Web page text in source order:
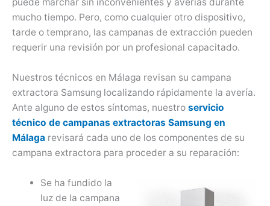
mucho tiempo. Pero, como cualquier otro dispositivo,
tarde o temprano, las campanas de extracción pueden
requerir una revisión por un profesional capacitado.
Nuestros técnicos en Málaga revisan su campana
extractora Samsung localizando rápidamente la avería.
Ante alguno de estos síntomas, nuestro servicio
técnico de campanas extractoras Samsung en
Málaga revisará cada uno de los componentes de su
campana extractora para proceder a su reparación:
Se ha fundido la
luz de la campana